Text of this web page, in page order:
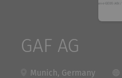
GAF AG
Munich, Germany